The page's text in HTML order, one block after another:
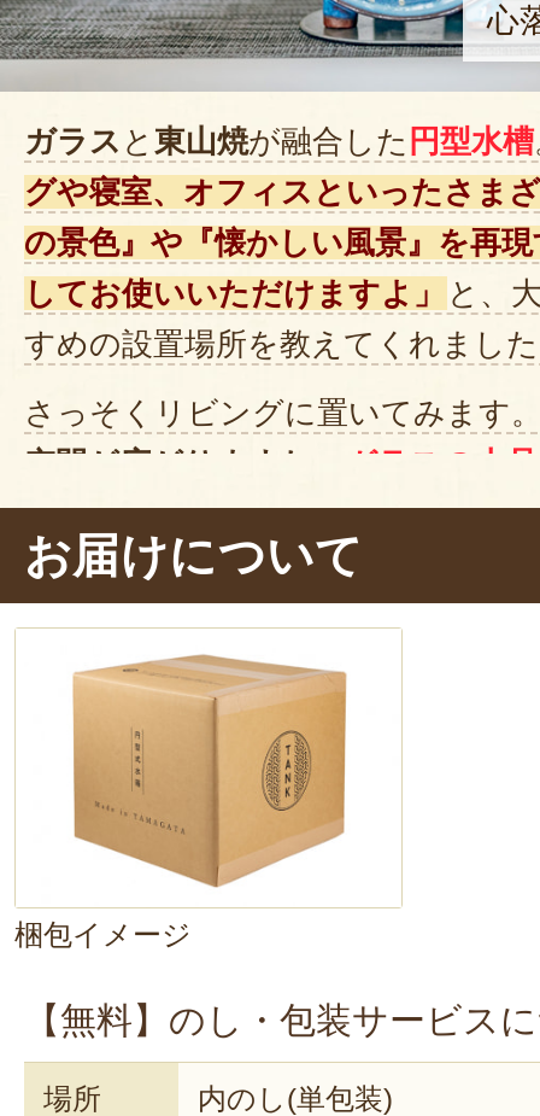
心
ガラス と 東山焼が融合した 円型水槽
グや寝室、オフィスといったさま
の景色』や『懐かしい風景』を再
してお使いいただけますよ」
と、
すめの設置場所を教えてくれまし
さっそくリビングに置いてみます
空間が広がりますね。
ガラスの上
陶器の温かみのある色合いは、見
とり。リビングが一気に華やぎま
族との会話も弾みそうです！
洗練された水槽は、メダカ以外にも
るのもおしゃれですよ！中に何を
で話し合うのも素敵な時間になり
お届けについて
梱包イメージ
【無料】のし・包装サービス
場所 内のし(単包装)